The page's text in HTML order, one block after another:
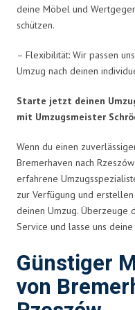
deine Möbel und
schützen.
– Flexibilität: Wir passen
Umzug nach deinen
Starte jetzt deinen
mit Umzugsmeister
Wenn du einen
Bremerhaven nach
erfahrene
zur Verfügung und
deinen Umzug. Überzeuge
Service und lasse uns
Günstiger
von